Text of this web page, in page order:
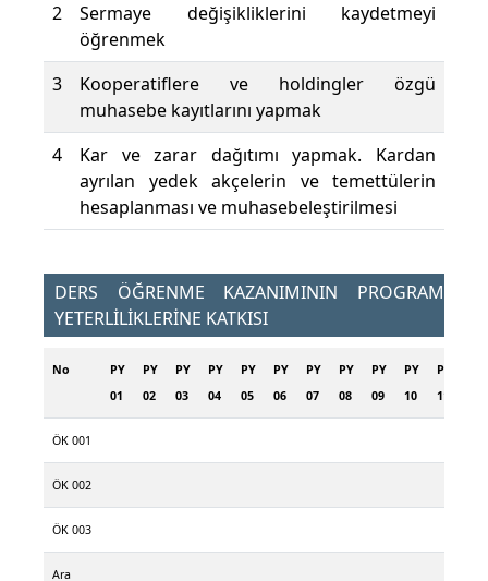
2
Sermaye değişikliklerini kaydetmeyi
öğrenmek
3
Kooperatiflere ve holdingler özgü
muhasebe kayıtlarını yapmak
4
Kar ve zarar dağıtımı yapmak. Kardan
ayrılan yedek akçelerin ve temettülerin
hesaplanması ve muhasebeleştirilmesi
DERS ÖĞRENME KAZANIMININ PROGRAM
YETERLİLİKLERİNE KATKISI
No
PY
01
PY
02
PY
03
PY
04
PY
05
PY
06
PY
07
PY
08
PY
09
PY
10
PY
11
ÖK 001
ÖK 002
ÖK 003
Ara